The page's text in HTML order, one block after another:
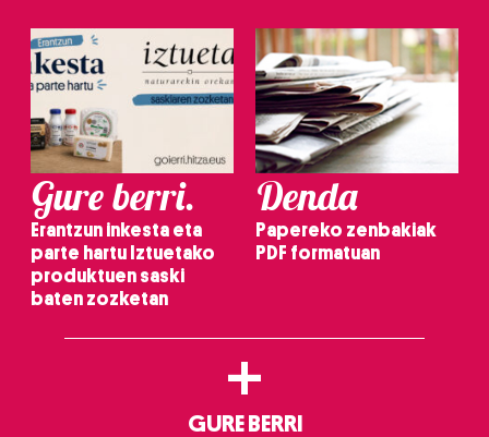
Gure berri.
Erantzun inkesta eta
parte hartu Iztuetako
produktuen saski
baten zozketan
Denda
Papereko zenbakiak
PDF formatuan
+
GURE BERRI